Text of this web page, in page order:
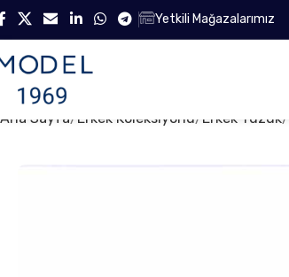
Yetkili Mağazalarımız
Ana Sayfa Erkek Koleksiyonu Erkek Yüzük